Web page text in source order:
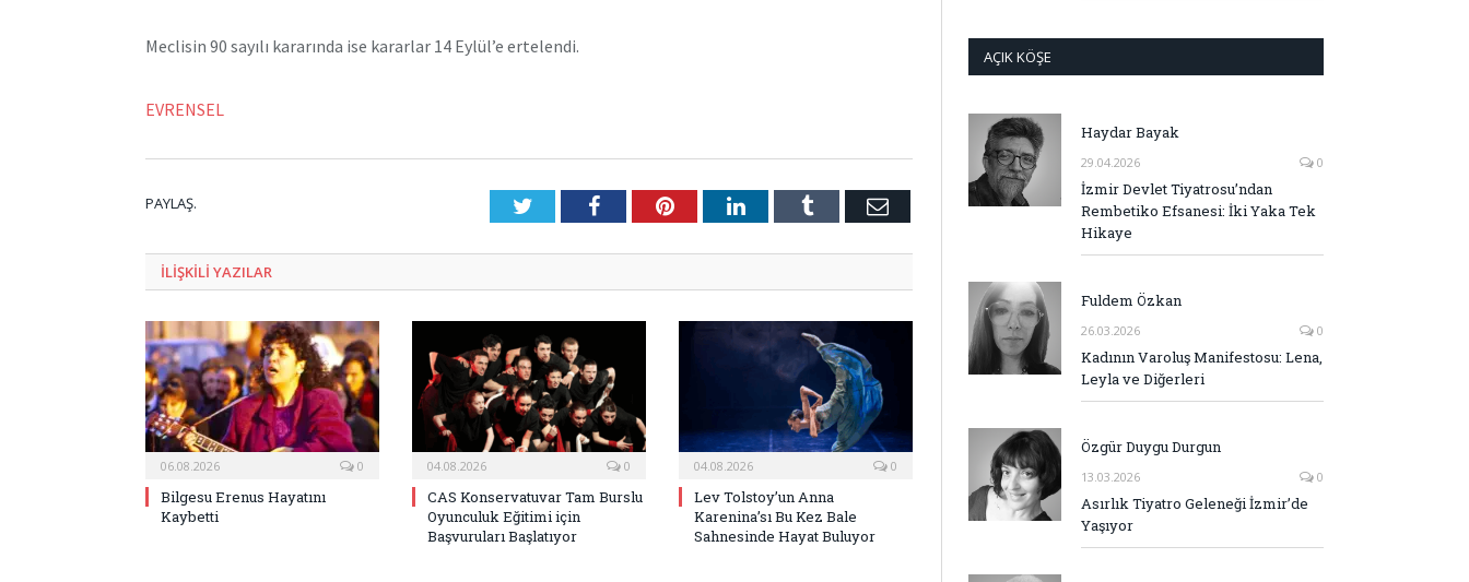
Meclisin 90 sayılı kararında ise kararlar 14 Eylül’e ertelendi.
EVRENSEL
PAYLAŞ. TwitterFacebookPinterestLinkedInTumblr E-
ILIŞKILI YAZILAR
06.08.2026 0
Bilgesu Erenus Hayatını
Kaybetti
04.08.2026 0
CAS Konservatuvar Tam Burslu
Oyunculuk Eğitimi için
Başvuruları Başlatıyor
04.08.2026 0
Lev Tolstoy’un Anna
Karenina’sı Bu Kez Bale
Sahnesinde Hayat Buluyor
AÇIK KÖŞE
Haydar Bayak
29.04.2026 0
İzmir Devlet Tiyatrosu’ndan
Rembetiko Efsanesi: İki Yaka Tek
Hikaye
Fuldem Özkan
26.03.2026 0
Kadının Varoluş Manifestosu: Lena,
Leyla ve Diğerleri
Özgür Duygu Durgun
13.03.2026 0
Asırlık Tiyatro Geleneği İzmir’de
Yaşıyor